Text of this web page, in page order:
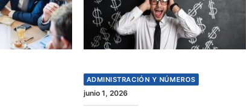
ADMINISTRACIÓN Y NÚMEROS
junio 1, 2026